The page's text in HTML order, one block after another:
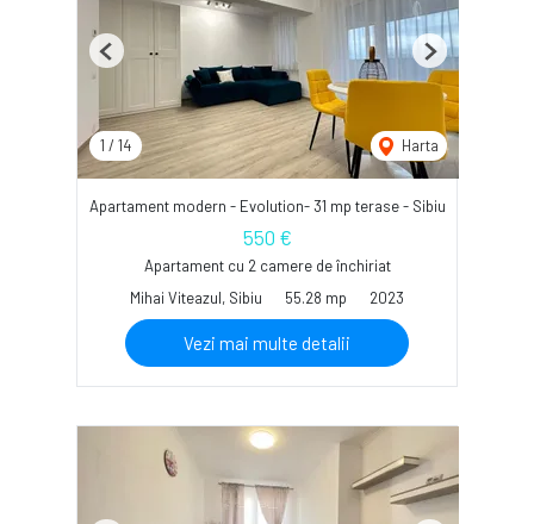
1 / 14 Harta
Previous Next
Apartament modern - Evolution- 31 mp terase - Sibiu
550 €
Apartament cu 2 camere de închiriat
Mihai Viteazul, Sibiu
55.28 mp 2023
Vezi mai multe detalii